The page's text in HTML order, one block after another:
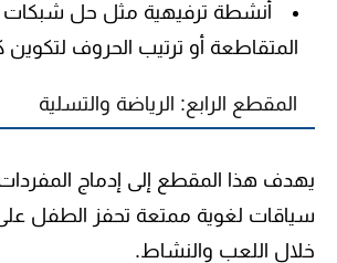
أنشطة ترفيهية مثل حل شبكات
المتقاطعة أو ترتيب الحروف لتكوين
المقطع الرابع: الرياضة والتسلية
يهدف هذا المقطع إلى إدماج
سياقات لغوية ممتعة تحفز الطفل
خلال اللعب والنشاط.